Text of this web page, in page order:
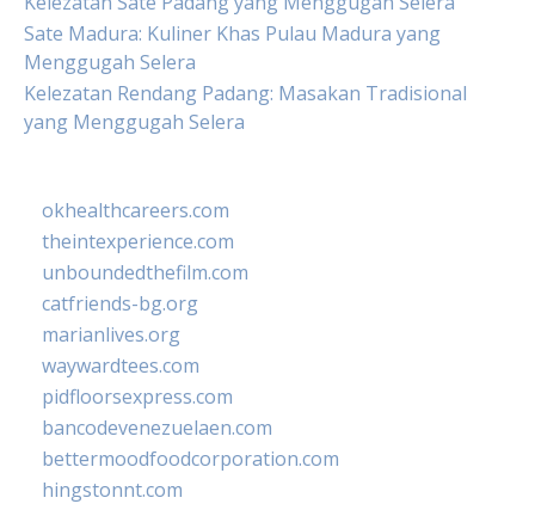
Sate Madura: Kuliner Khas Pulau Madura yang
Menggugah Selera
Kelezatan Rendang Padang: Masakan Tradisional
yang Menggugah Selera
okhealthcareers.com
theintexperience.com
unboundedthefilm.com
catfriends-bg.org
marianlives.org
waywardtees.com
pidfloorsexpress.com
bancodevenezuelaen.com
bettermoodfoodcorporation.com
hingstonnt.com